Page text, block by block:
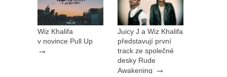
Wiz Khalifa
v novince Pull Up
→
Juicy J a Wiz Khalifa
představují první
track ze společné
desky Rude
Awakening →